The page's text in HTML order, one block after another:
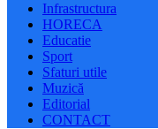
Infrastructura
HORECA
Educatie
Sport
Sfaturi utile
Muzică
Editorial
CONTACT